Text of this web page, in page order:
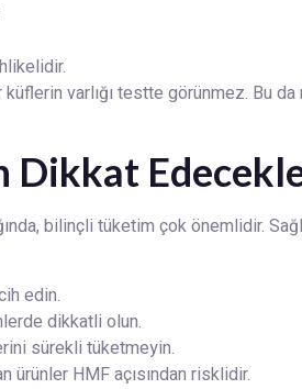
küflerin varlığı testte görünmez. Bu
Dikkat
bilinçli tüketim çok önemlidir.
edin.
dikkatli olun.
sürekli tüketmeyin.
ürünler HMF açısından risklidir.